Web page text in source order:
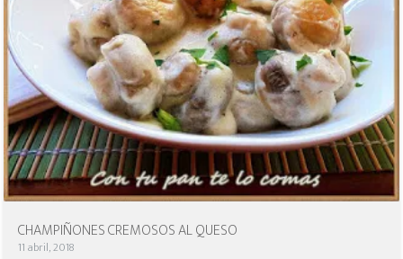
CHAMPIÑONES CREMOSOS AL QUESO
11 abril, 2018